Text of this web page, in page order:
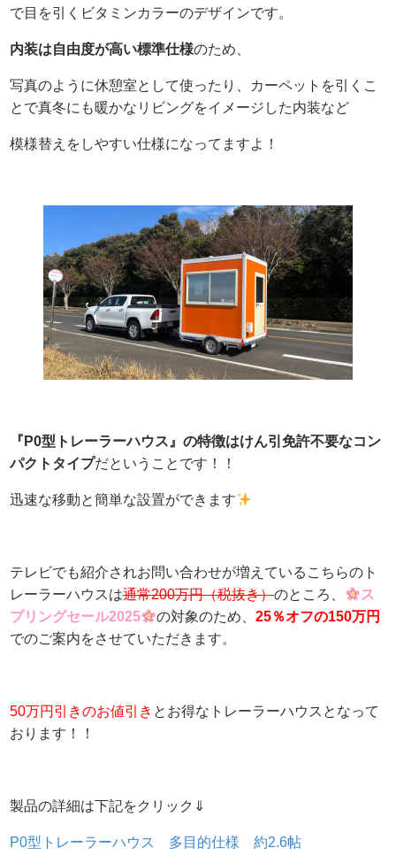
で目を引くビタミンカラーのデザインです。
内装は自由度が高い標準仕様のため、
写真のように休憩室として使ったり、カーペットを引くこ
とで真冬にも暖かなリビングをイメージした内装など
模様替えをしやすい仕様になってますよ！
『P0型トレーラーハウス』の特徴はけん引免許不要なコン
パクトタイプだということです！！
迅速な移動と簡単な設置ができます
テレビでも紹介されお問い合わせが増えているこちらのト
レーラーハウスは通常200万円（税抜き）のところ、
ス
プリングセール2025
の対象のため、25％オフの150万円
でのご案内をさせていただきます。
50万円引きのお値引き とお得なトレーラーハウスとなって
おります！！
製品の詳細は下記をクリック⇓
P0型トレーラーハウス 多目的仕様 約2.6帖